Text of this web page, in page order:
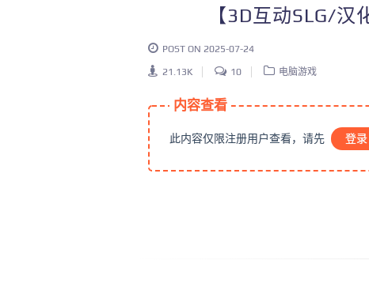
【3D互动SLG/
POST ON 2025-07-24
21.13K 10 电脑游戏
内容查看
此内容仅限注册用户查看，请先 登录